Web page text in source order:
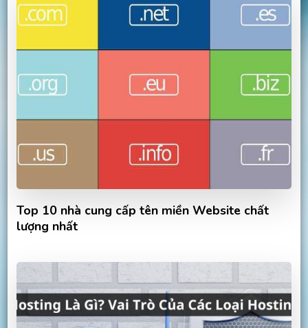
Top 10 nhà cung cấp tên miền Website chất
lượng nhất